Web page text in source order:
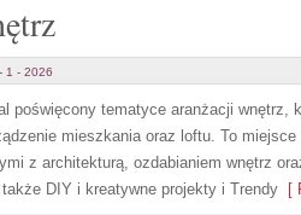
1 - 2026
poświęcony tematyce aranżacji wnętrz,
mieszkania oraz loftu. To
z architekturą, ozdabianiem wnętrz
DIY i kreatywne projekty i Trendy [